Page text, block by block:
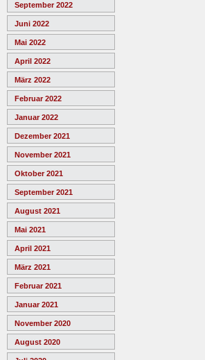
September 2022
Juni 2022
Mai 2022
April 2022
März 2022
Februar 2022
Januar 2022
Dezember 2021
November 2021
Oktober 2021
September 2021
August 2021
Mai 2021
April 2021
März 2021
Februar 2021
Januar 2021
November 2020
August 2020